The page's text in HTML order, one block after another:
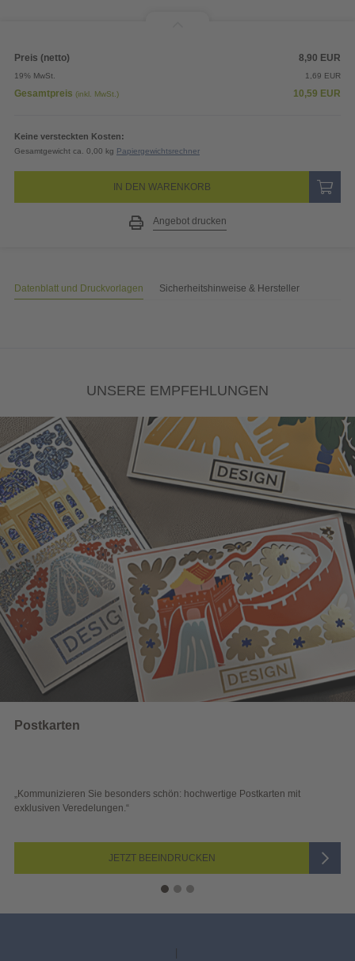
Preis (netto) 8,90 EUR
19% MwSt. 1,69 EUR
Gesamtpreis (inkl. MwSt.) 10,59 EUR
Keine versteckten Kosten:
Gesamtgewicht ca. 0,00 kg Papiergewichtsrechner
IN DEN WARENKORB
Angebot drucken
Datenblatt und Druckvorlagen Sicherheitshinweise & Hersteller
UNSERE EMPFEHLUNGEN
schön: hochwertige Postkarten mit
„Sichtbar und wirkungsvoll –